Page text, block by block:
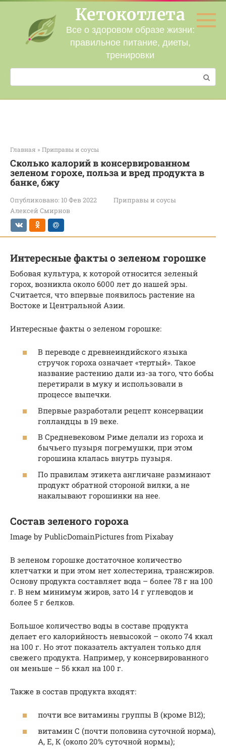
Перейти
контенту
Кетокотлета
Все о здоровом образе жизни:
правильное питание, диеты,
тренировки
Поиск:
Главная » Приправы и соусы
Сколько калорий в консервированном
зеленом горохе, польза и вред продукта в
банке, бжу
Опубликовано: 10 Фев 2022
Приправы и соусы
Алексей Смирнов
Интересные факты о зеленом горошке
Бобовая культура, к которой относится зеленый
горох, возникла около 6000 лет до нашей эры.
Считается, что впервые появилось растение на
Востоке и Центральной Азии.
Интересные факты о зеленом горошке:
В переводе с древнеиндийского языка
стручок гороха означает «тертый». Такое
название растению дали из-за того, что бобы
перетирали в муку и использовали в
процессе выпечки.
Впервые разработали рецепт консервации
голландцы в 19 веке.
В Средневековом Риме делали из гороха и
бычьего пузыря погремушки, при этом
горошина клалась внутрь пузыря.
По правилам этикета англичане разминают
продукт обратной стороной вилки, а не
накалывают горошинки на нее.
Состав зеленого гороха
Image by PublicDomainPictures from Pixabay
В зеленом горошке достаточное количество
клетчатки и при этом нет холестерина, трансжиров.
Основу продукта составляет вода – более 78 г на 100
г. В нем минимум жиров, зато 14 г углеводов и
более 5 г белков.
Большое количество воды в составе продукта
делает его калорийность невысокой – около 74 ккал
на 100 г. Но этот показатель актуален только для
свежего продукта. Например, у консервированного
он меньше – 56 ккал на 100 г.
Также в состав продукта входят:
почти все витамины группы В (кроме В12);
витамин С (почти половина суточной норма),
А, Е, К (около 20% суточной нормы);